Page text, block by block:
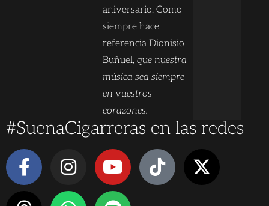
aniversario. Como
siempre hace
referencia Dionisio
Buñuel, que nuestra
música sea siempre
en vuestros
corazones.
#SuenaCigarreras en las redes